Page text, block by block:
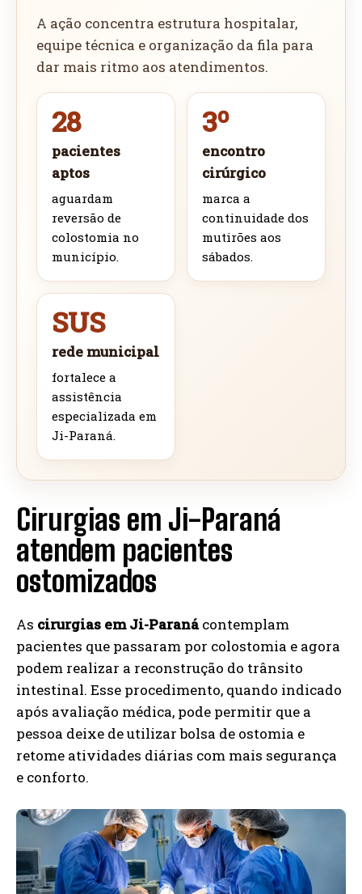
A ação concentra estrutura hospitalar,
equipe técnica e organização da fila para
dar mais ritmo aos atendimentos.
28
pacientes
aptos
aguardam
reversão de
colostomia no
município.
3º
encontro
cirúrgico
marca a
continuidade dos
mutirões aos
sábados.
SUS
rede municipal
fortalece a
assistência
especializada em
Ji-Paraná.
Cirurgias em Ji-Paraná
atendem pacientes
ostomizados
As cirurgias em Ji-Paranácontemplam
pacientes que passaram por colostomia e agora
podem realizar a reconstrução do trânsito
intestinal. Esse procedimento, quando indicado
após avaliação médica, pode permitir que a
pessoa deixe de utilizar bolsa de ostomia e
retome atividades diárias com mais segurança
e conforto.